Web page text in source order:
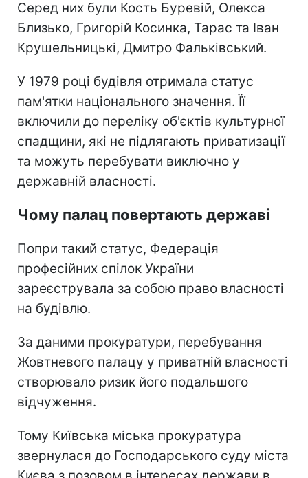
Серед них були Кость Буревій, Олекса
Близько, Григорій Косинка, Тарас та Іван
Крушельницькі, Дмитро Фальківський.
У 1979 році будівля отримала статус
пам'ятки національного значення. Її
включили до переліку об'єктів культурної
спадщини, які не підлягають приватизації
та можуть перебувати виключно у
державній власності.
Чому палац повертають державі
Попри такий статус, Федерація
професійних спілок України
зареєструвала за собою право власності
на будівлю.
За даними прокуратури, перебування
Жовтневого палацу у приватній власності
створювало ризик його подальшого
відчуження.
Тому Київська міська прокуратура
звернулася до Господарського суду міста